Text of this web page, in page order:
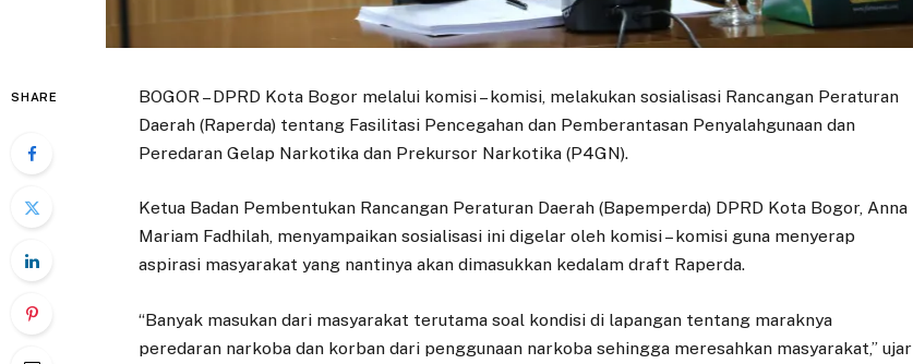
SHARE
BOGOR – DPRD Kota Bogor melalui komisi – komisi, melakukan sosialisasi Rancangan Peraturan
Daerah (Raperda) tentang Fasilitasi Pencegahan dan Pemberantasan Penyalahgunaan dan
Peredaran Gelap Narkotika dan Prekursor Narkotika (P4GN).
Ketua Badan Pembentukan Rancangan Peraturan Daerah (Bapemperda) DPRD Kota Bogor, Anna
Mariam Fadhilah, menyampaikan sosialisasi ini digelar oleh komisi – komisi guna menyerap
aspirasi masyarakat yang nantinya akan dimasukkan kedalam draft Raperda.
“Banyak masukan dari masyarakat terutama soal kondisi di lapangan tentang maraknya
peredaran narkoba dan korban dari penggunaan narkoba sehingga meresahkan masyarakat,” ujar